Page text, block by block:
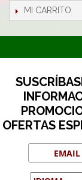
MI CARRITO
OFERTAS